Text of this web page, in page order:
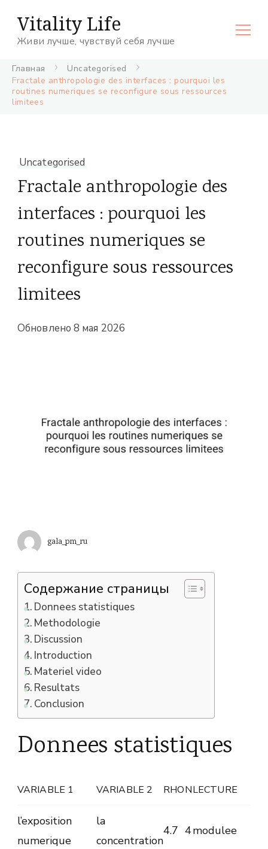
Vitality Life
Живи лучше, чувствуй себя лучше
Главная
Uncategorised
Fractale anthropologie des interfaces : pourquoi les
routines numeriques se reconfigure sous ressources
limitees
Uncategorised
Fractale anthropologie des
interfaces : pourquoi les
routines numeriques se
reconfigure sous ressources
limitees
Обновлено 8 мая 2026
gala_pm_ru
Содержание страницы
Donnees statistiques
Methodologie
Discussion
Introduction
Materiel video
Resultats
Conclusion
Donnees statistiques
VARIABLE 1 VARIABLE 2 RHONLECTURE
l’exposition
numerique
la
concentration
4.7 4modulee